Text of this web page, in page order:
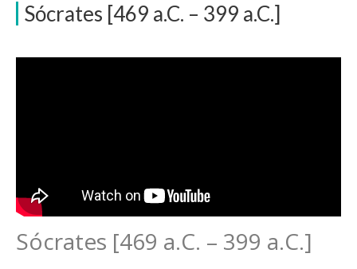
Sócrates [469 a.C. – 399 a.C.]
Sócrates [469 a.C. – 399 a.C.]